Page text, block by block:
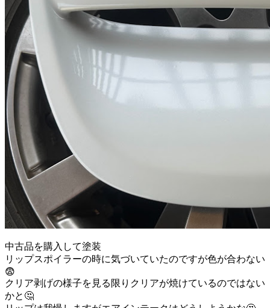
中古品を購入して塗装
リップスポイラーの時に気づいていたのですが色が合わない
😨
クリア剥げの様子を見る限りクリアが焼けているのではない
かと🤔